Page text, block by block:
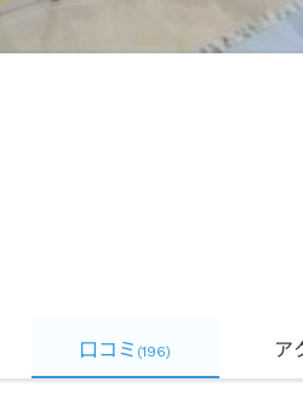
口コミ (196) ア